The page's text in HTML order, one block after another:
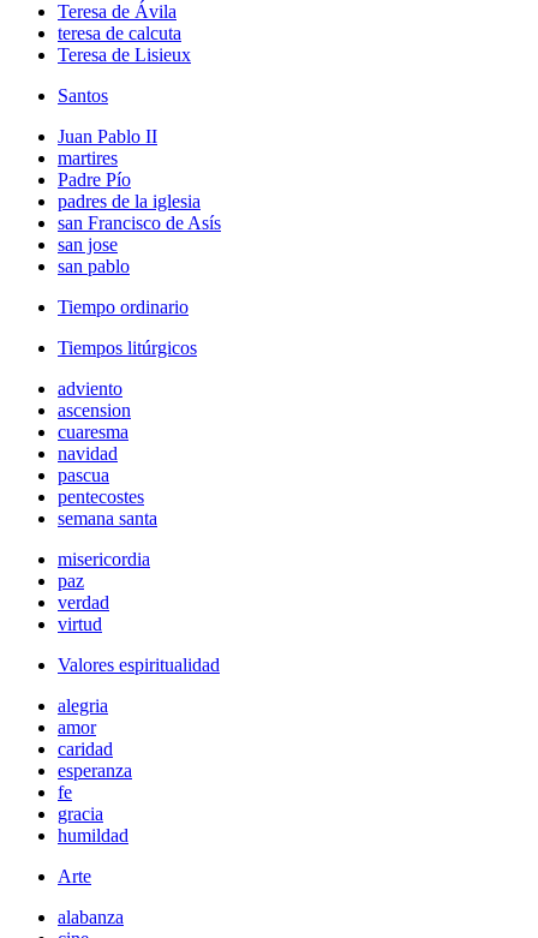
Teresa de Ávila
teresa de calcuta
Teresa de Lisieux
Santos
Juan Pablo II
martires
Padre Pío
padres de la iglesia
san Francisco de Asís
san jose
san pablo
Tiempo ordinario
Tiempos litúrgicos
adviento
ascension
cuaresma
navidad
pascua
pentecostes
semana santa
misericordia
paz
verdad
virtud
Valores espiritualidad
alegria
amor
caridad
esperanza
fe
gracia
humildad
Arte
alabanza